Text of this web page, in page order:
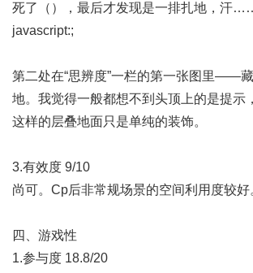
死了（），最后才发现是一排扎地，汗
javascript:;
第二处在“思辨度”一栏的第一张图里——
地。我觉得一般都想不到头顶上的是提示
这样的层叠地面只是单纯的装饰。
3.有效度 9/10
尚可。Cp后非常规场景的空间利用度较好
四、游戏性
1.参与度 18.8/20